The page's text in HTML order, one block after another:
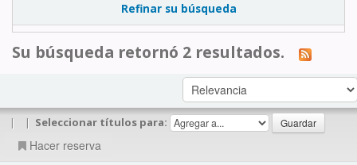
Refinar su búsqueda
Su búsqueda retornó 2 resultados.
| | Seleccionar títulos para:
Hacer reserva